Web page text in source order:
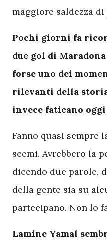
maggiore saldezza
Pochi giorni fa
due gol di
forse uno dei
rilevanti della
invece faticano
Fanno quasi sempre
scemi. Avrebbero la
dicendo due parole,
della gente sia su
partecipano. Non lo
Lamine Yamal